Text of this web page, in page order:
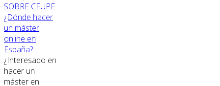
SOBRE CEUPE
¿Dónde hacer
un máster
online en
España?
¿Interesado en
hacer un
máster en